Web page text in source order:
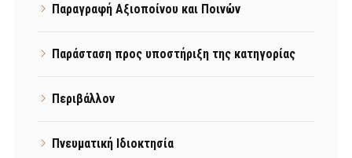
Παραγραφή Αξιοποίνου και Ποινών
Παράσταση προς υποστήριξη της κατηγορίας
Περιβάλλον
Πνευματική Ιδιοκτησία